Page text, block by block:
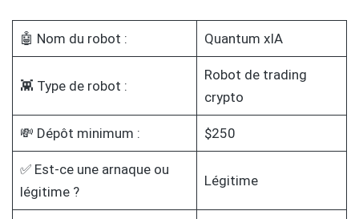
🤖 Nom du robot : Quantum xIA
👾 Type de robot :
Robot de trading
crypto
💸 Dépôt minimum : $250
✅ Est-ce une arnaque ou
légitime ?
Légitime